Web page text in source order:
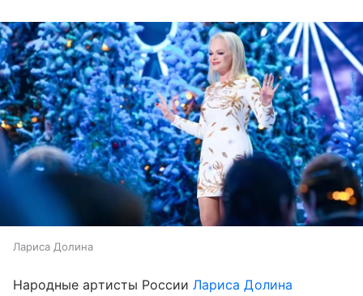
Лариса Долина
Народные артисты РоссииЛариса Долина